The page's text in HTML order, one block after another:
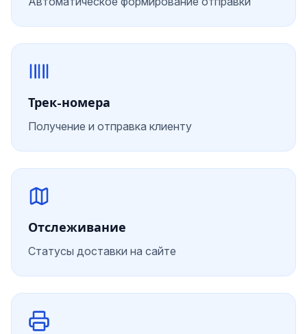
Трек-номера
Получение и отправка клиенту
Отслеживание
Статусы доставки на сайте